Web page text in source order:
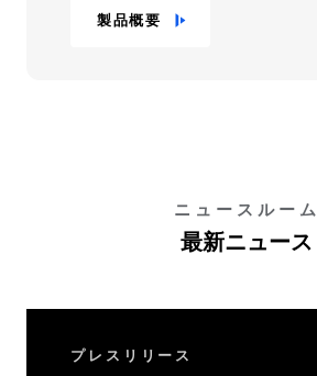
製品概要
ニュースルーム
最新ニュース
プレスリリース